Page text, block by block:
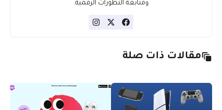
ومتابعة التطورات الرقمية.
مقالات ذات صلة